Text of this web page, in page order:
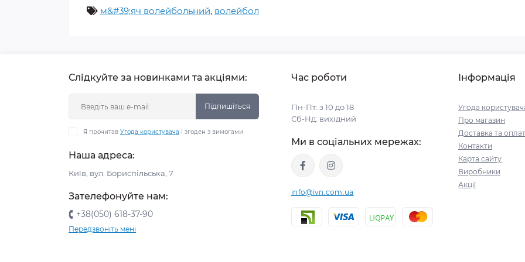
м&#39;яч волейбольний, волейбол
Слідкуйте за новинками та акціями:
Підпишіться
Я прочитав Угода користувача і згоден з вимогами
Наша адреса:
Київ, вул. Бориспільська, 7
Зателефонуйте нам:
+38(050) 618-37-90
Передзвоніть мені
Час роботи
Пн-Пт: з 10 до 18
Сб-Нд: вихідний
Ми в соціальних мережах:
info@ivn.com.ua
Інформація
Угода
Про магазин
Доставка та
Контакти
Карта сайту
Виробники
Акції